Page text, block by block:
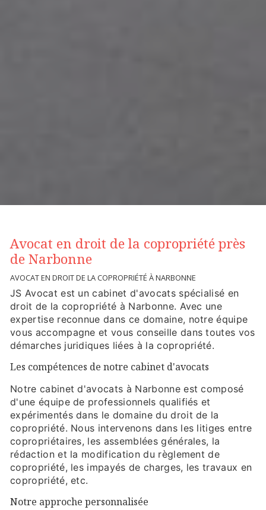
Avocat en droit de la copropriété près
de Narbonne
AVOCAT EN DROIT DE LA COPROPRIÉTÉ À NARBONNE
JS Avocat est un cabinet d'avocats spécialisé en
droit de la copropriété à Narbonne. Avec une
expertise reconnue dans ce domaine, notre équipe
vous accompagne et vous conseille dans toutes vos
démarches juridiques liées à la copropriété.
Les compétences de notre cabinet d'avocats
Notre cabinet d'avocats à Narbonne est composé
d'une équipe de professionnels qualifiés et
expérimentés dans le domaine du droit de la
copropriété. Nous intervenons dans les litiges entre
copropriétaires, les assemblées générales, la
rédaction et la modification du règlement de
copropriété, les impayés de charges, les travaux en
copropriété, etc.
Notre approche personnalisée